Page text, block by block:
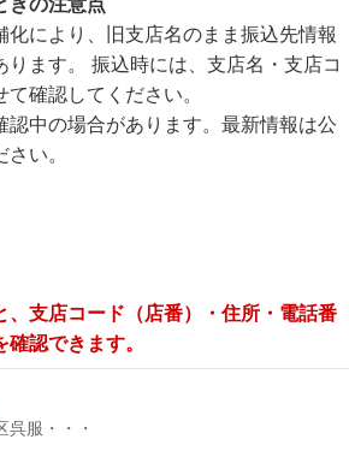
きの注意点
化により、旧支店名のまま振込先情報
ります。 振込時には、支店名・支店コ
確認してください。
認中の場合があります。最新情報は公
い。
、支店コード（店番）・住所・電話番
認できます。
呉服・・・